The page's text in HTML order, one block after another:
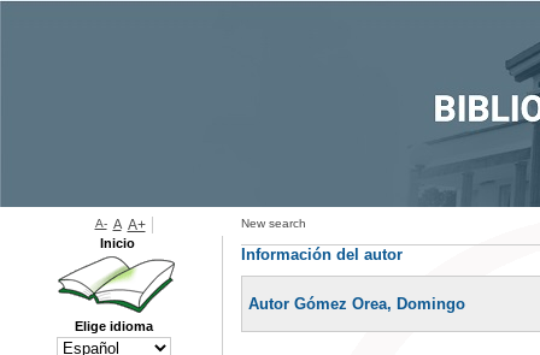
New search
Información del autor
Autor Gómez Orea, Domingo
A- A A+
Inicio
Elige idioma